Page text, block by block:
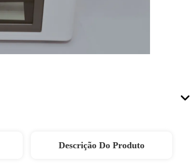
Descrição Do Produto